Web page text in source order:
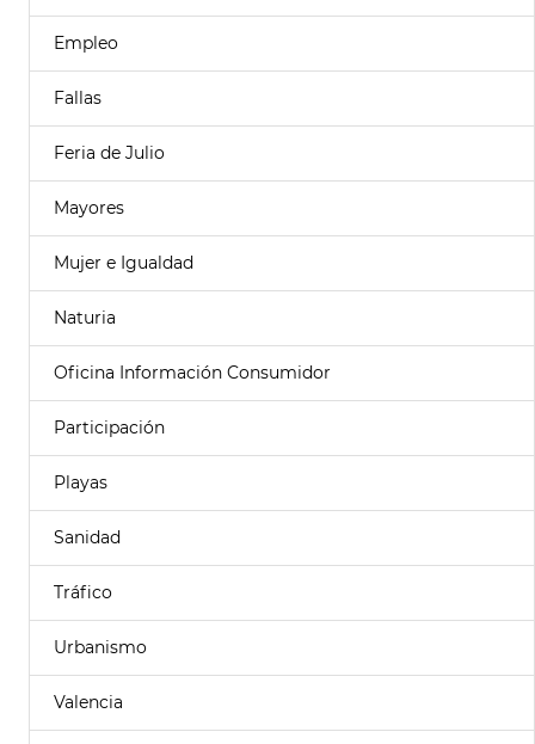
Empleo
Fallas
Feria de Julio
Mayores
Mujer e Igualdad
Naturia
Oficina Información Consumidor
Participación
Playas
Sanidad
Tráfico
Urbanismo
Valencia